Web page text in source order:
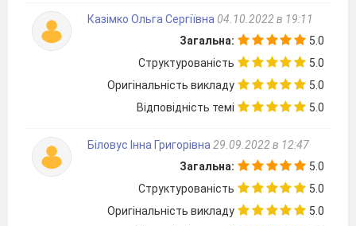
Казімко Ольга Сергіївна 04.10.2022 в 19:11
Загальна:
5.0
Структурованість
5.0
Оригінальність викладу
5.0
Відповідність темі
5.0
Біловус Інна Григорівна29.09.2022 в 12:47
Загальна:
5.0
Структурованість
5.0
Оригінальність викладу
5.0